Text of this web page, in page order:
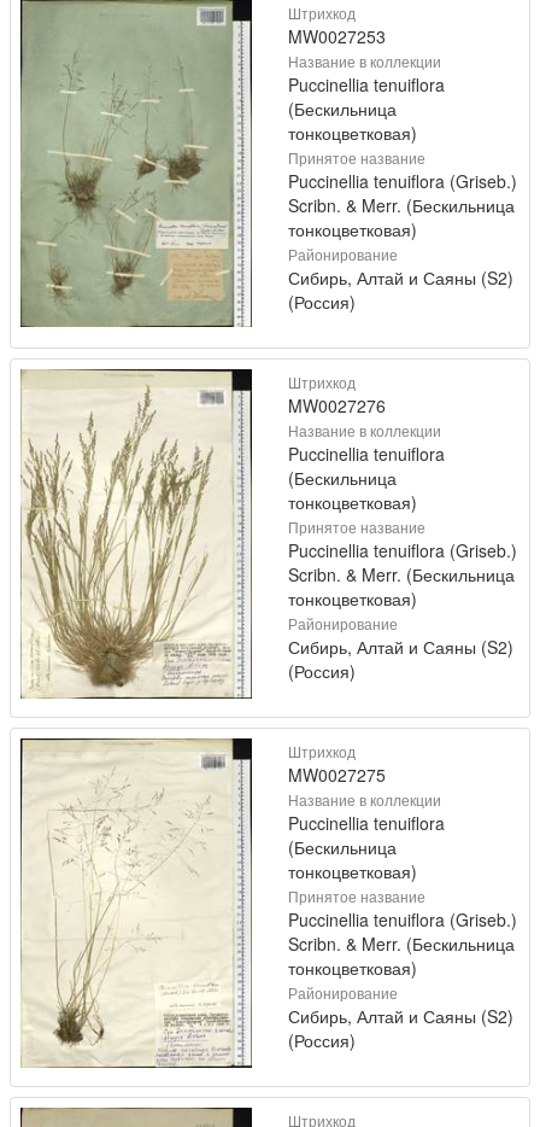
Штрихкод
MW0027253
Название в коллекции
Puccinellia tenuiflora
(Бескильница
тонкоцветковая)
Принятое название
Puccinellia tenuiflora (Griseb.)
Scribn. & Merr. (Бескильница
тонкоцветковая)
Районирование
Сибирь, Алтай и Саяны (S2)
(Россия)
Штрихкод
MW0027276
Название в коллекции
Puccinellia tenuiflora
(Бескильница
тонкоцветковая)
Принятое название
Puccinellia tenuiflora (Griseb.)
Scribn. & Merr. (Бескильница
тонкоцветковая)
Районирование
Сибирь, Алтай и Саяны (S2)
(Россия)
Штрихкод
MW0027275
Название в коллекции
Puccinellia tenuiflora
(Бескильница
тонкоцветковая)
Принятое название
Puccinellia tenuiflora (Griseb.)
Scribn. & Merr. (Бескильница
тонкоцветковая)
Районирование
Сибирь, Алтай и Саяны (S2)
(Россия)
Штрихкод